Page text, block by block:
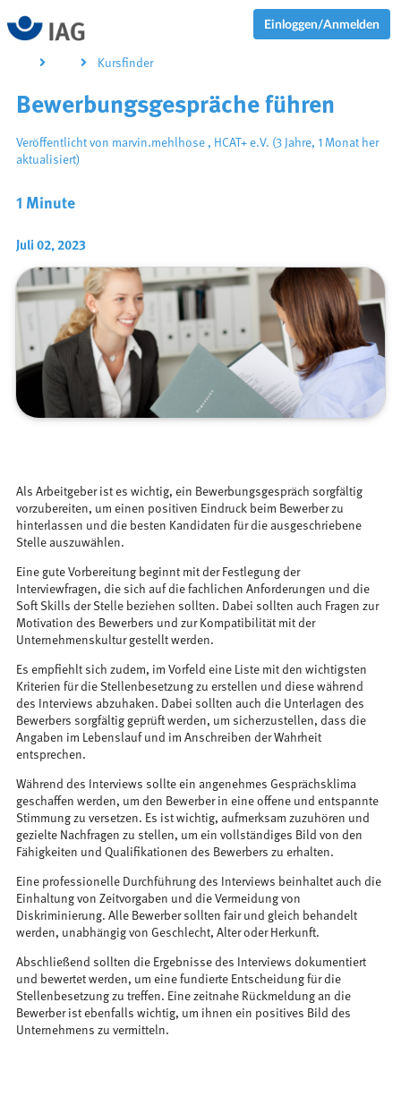
Einloggen/Anmelden
Kursfinder
1 Minute
Juli 02, 2023
Bewerbungsgespräche führen
Veröffentlicht von marvin.mehlhose, HCAT+ e.V. (3 Jahre, 1 Monat her
aktualisiert)
Als Arbeitgeber ist es wichtig, ein Bewerbungsgespräch sorgfältig
vorzubereiten, um einen positiven Eindruck beim Bewerber zu
hinterlassen und die besten Kandidaten für die ausgeschriebene
Stelle auszuwählen.
Eine gute Vorbereitung beginnt mit der Festlegung der
Interviewfragen, die sich auf die fachlichen Anforderungen und die
Soft Skills der Stelle beziehen sollten. Dabei sollten auch Fragen zur
Motivation des Bewerbers und zur Kompatibilität mit der
Unternehmenskultur gestellt werden.
Es empfiehlt sich zudem, im Vorfeld eine Liste mit den wichtigsten
Kriterien für die Stellenbesetzung zu erstellen und diese während
des Interviews abzuhaken. Dabei sollten auch die Unterlagen des
Bewerbers sorgfältig geprüft werden, um sicherzustellen, dass die
Angaben im Lebenslauf und im Anschreiben der Wahrheit
entsprechen.
Während des Interviews sollte ein angenehmes Gesprächsklima
geschaffen werden, um den Bewerber in eine offene und entspannte
Stimmung zu versetzen. Es ist wichtig, aufmerksam zuzuhören und
gezielte Nachfragen zu stellen, um ein vollständiges Bild von den
Fähigkeiten und Qualifikationen des Bewerbers zu erhalten.
Eine professionelle Durchführung des Interviews beinhaltet auch die
Einhaltung von Zeitvorgaben und die Vermeidung von
Diskriminierung. Alle Bewerber sollten fair und gleich behandelt
werden, unabhängig von Geschlecht, Alter oder Herkunft.
Abschließend sollten die Ergebnisse des Interviews dokumentiert
und bewertet werden, um eine fundierte Entscheidung für die
Stellenbesetzung zu treffen. Eine zeitnahe Rückmeldung an die
Bewerber ist ebenfalls wichtig, um ihnen ein positives Bild des
Unternehmens zu vermitteln.